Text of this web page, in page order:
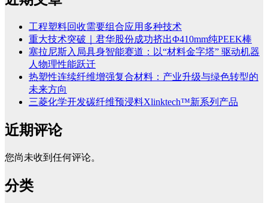
工程塑料回收需要组合应用多种技术
重大技术突破｜君华股份成功挤出Φ410mm纯PEEK棒
塞拉尼斯入局具身智能赛道：以“材料金字塔” 驱动机器
人物理性能跃迁
热塑性连续纤维增强复合材料：产业升级与绿色转型的
未来方向
三菱化学开发碳纤维预浸料Xlinktech™新系列产品
近期评论
您尚未收到任何评论。
分类